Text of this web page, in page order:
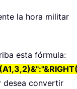
la hora militar
esta fórmula:
desea convertir